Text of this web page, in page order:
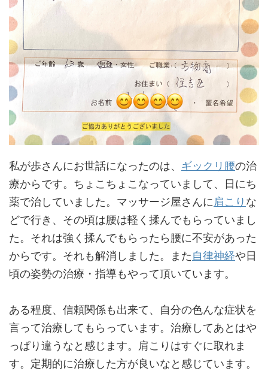
私が歩さんにお世話になったのは、 ギックリ腰の治
療からです。ちょこちょこなっていまして、日にち
薬で治していました。マッサージ屋さんに肩こり な
どで行き、その頃は腰は軽く揉んでもらっていまし
た。それは強く揉んでもらったら腰に不安があった
からです。それも解消しました。また自律神経や日
頃の姿勢の治療・指導もやって頂いています。
ある程度、信頼関係も出来て、自分の色んな症状を
言って治療してもらっています。治療してあとはや
っぱり違うなと感じます。肩こりはすぐに取れま
す。定期的に治療した方が良いなと感じています。